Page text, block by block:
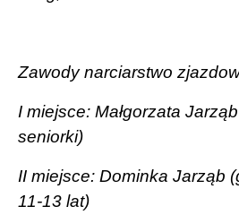
Zawody narciarstwo
I miejsce: Małgorzata Jarząb
seniorki)
II miejsce: Dominka Jarząb
11-13 lat)